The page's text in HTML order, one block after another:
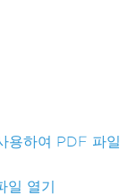
용하여 PDF 파일
열기